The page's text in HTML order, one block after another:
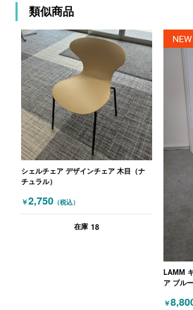
類似商品
シェルチェア デザインチェア 木目（ナ
チュラル）
￥2,750 （税込）
在庫 18
NEW
LAMM
ア ブル
￥